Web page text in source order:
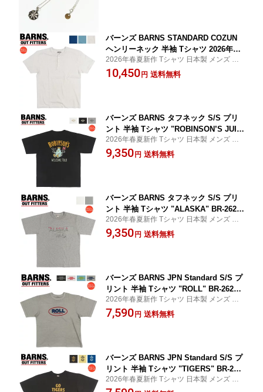
バーンズ BARNS STANDARD COZUN
ヘンリーネック 半袖 Tシャツ 2026年限
定カラー BR-8146 【2026年春夏新作】
2026年春夏新作 Tシャツ 日本製 メンズ 送
料無料 代引き手数料無料
10,450 円 送料無料
バーンズ BARNS タフネック S/S プリ
ント 半袖 Tシャツ "ROBINSON’S JUIC
E" BR-26260 【2026年春夏新作】
2026年春夏新作 Tシャツ 日本製 メンズ 送
料無料 代引き手数料無料
9,350 円 送料無料
バーンズ BARNS タフネック S/S プリ
ント 半袖 Tシャツ "ALASKA" BR-2626
1 【2026年春夏新作】
2026年春夏新作 Tシャツ 日本製 メンズ 送
料無料 代引き手数料無料
9,350 円 送料無料
バーンズ BARNS JPN Standard S/S プ
リント 半袖 Tシャツ "ROLL" BR-26270
【2026年春夏新作】
2026年春夏新作 Tシャツ 日本製 メンズ 送
料無料 代引き手数料無料
7,590 円 送料無料
バーンズ BARNS JPN Standard S/S プ
リント 半袖 Tシャツ "TIGERS" BR-262
53 【2026年春夏新作】
2026年春夏新作 Tシャツ 日本製 メンズ 送
料無料 代引き手数料無料